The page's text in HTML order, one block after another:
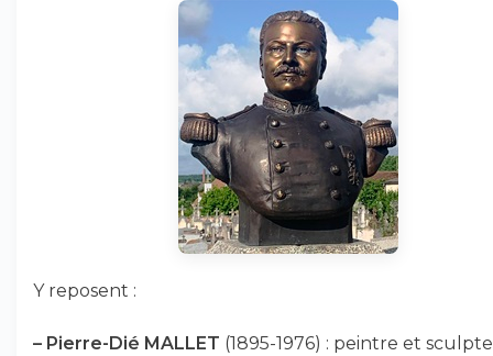
Y reposent :
– Pierre-Dié MALLET (1895-1976) : peintre et